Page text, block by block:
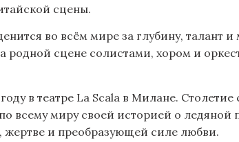
сцены.
во всём мире за глубину, талант и
родной сцене солистами, хором и
в театре La Scala в Милане. Столетие
всему миру своей историей о ледяной
и преобразующей силе любви.